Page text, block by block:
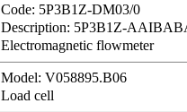
Code: 5P3B1Z-DM03/0
Description: 5P3B1Z-
Electromagnetic flowmeter
Model: V058895.B06
Load cell